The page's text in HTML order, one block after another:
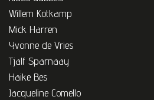
Willem Kotkamp
Mick Harren
Yvonne de Vries
Tjalf Sparnaay
Haike Bes
Jacqueline Comello